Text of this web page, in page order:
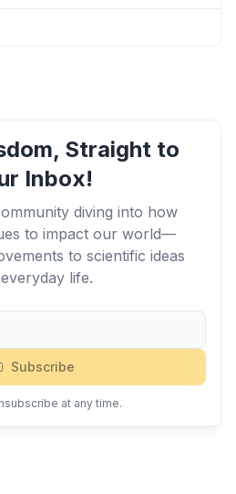
Straight to
Inbox!
diving into how
to impact our world—
to scientific ideas
life.
Subscribe
at any time.